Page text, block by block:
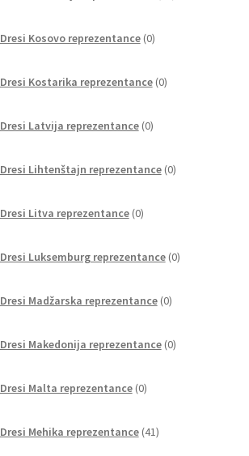
Dresi Kosovo reprezentance 0izdelkov
Dresi Kostarika reprezentance 0izdelkov
Dresi Latvija reprezentance 0izdelkov
Dresi Lihtenštajn reprezentance 0izdelkov
Dresi Litva reprezentance 0izdelkov
Dresi Luksemburg reprezentance 0izdelkov
Dresi Madžarska reprezentance 0izdelkov
Dresi Makedonija reprezentance 0izdelkov
Dresi Malta reprezentance 0izdelkov
Dresi Mehika reprezentance 41izdelkov